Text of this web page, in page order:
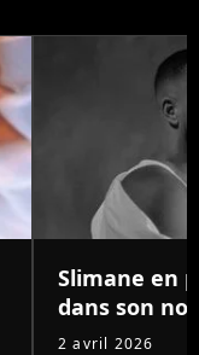
Slimane en
dans son
2 avril 2026